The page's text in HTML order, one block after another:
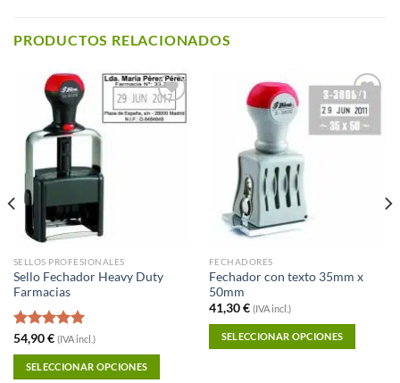
PRODUCTOS RELACIONADOS
Añadir a
Favoritos
SELLOS PROFESIONALES
Sello Fechador Heavy Duty
Farmacias
Valorado
con5.00
de 5
54,90€ (IVA incl.)
SELECCIONAR OPCIONES
Añadir a
Favoritos
FECHADORES
Fechador con texto 35mm x
50mm
41,30€ (IVA incl.)
SELECCIONAR OPCIONES